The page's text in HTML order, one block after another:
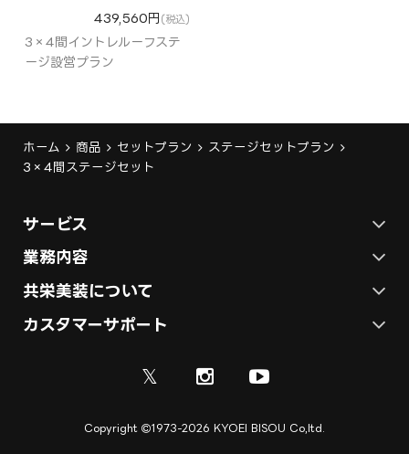
439,560円 (税込)
3×4間イントレルーフステ
ージ設営プラン
ホーム 商品 セットプラン
ステージセットプラン
3×4間ステージセット
サービス
ステージ施工プラン
テント施工プラン
展示会ブース制作
業務内容
各種イベントの総合サービス
展示会ブース装飾・デザイン
ディスプレイ・サイン制作
共栄美装について
会社概要
カスタマーサポート
ご利用規約
𝕏
Copyright 1973-2026 KYOEI BISOU Co,ltd.